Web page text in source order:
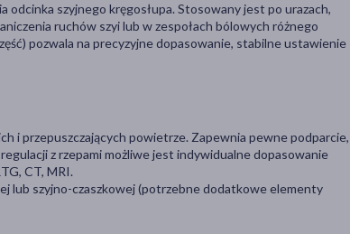
szyjnego kręgosłupa. Stosowany jest po urazach,
ruchów szyi lub w zespołach bólowych różnego
pozwala na precyzyjne dopasowanie, stabilne ustawienie
i przepuszczających powietrze. Zapewnia pewne podparcie,
z rzepami możliwe jest indywidualne dopasowanie
CT, MRI.
lub szyjno-czaszkowej (potrzebne dodatkowe elementy